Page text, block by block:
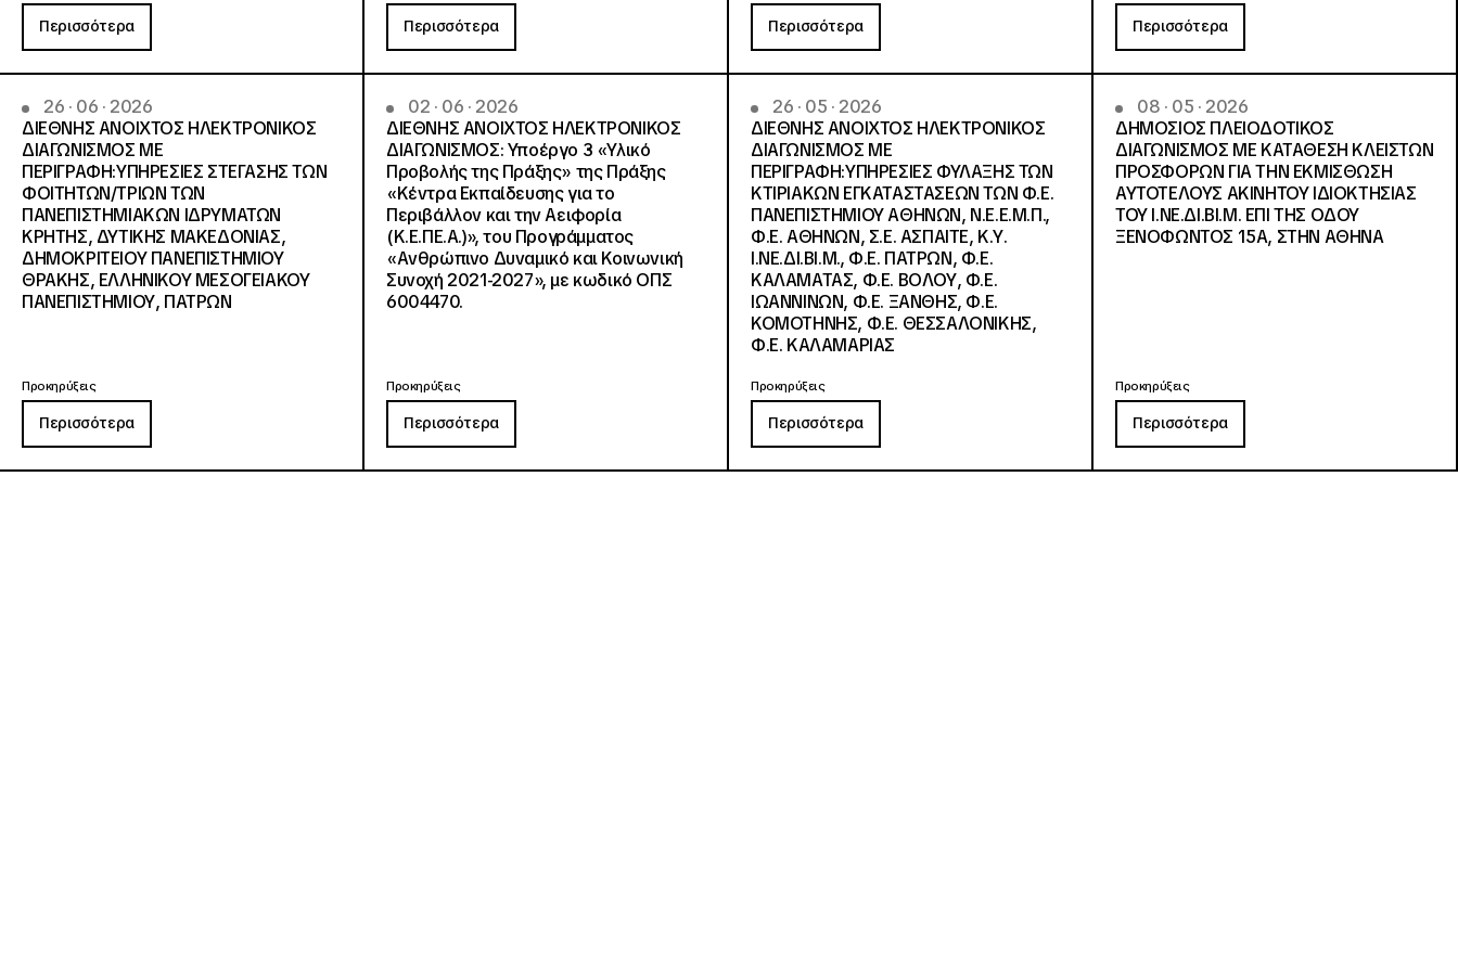
Περισσότερα Περισσότερα Περισσότερα Περισσότερα
26 · 06 · 2026
ΔΙΕΘΝΗΣ ΑΝΟΙΧΤΟΣ ΗΛΕΚΤΡΟΝΙΚΟΣ
ΔΙΑΓΩΝΙΣΜΟΣ ΜΕ
ΠΕΡΙΓΡΑΦΗ:ΥΠΗΡΕΣΙΕΣ ΣΤΕΓΑΣΗΣ ΤΩΝ
ΦΟΙΤΗΤΩΝ/ΤΡΙΩΝ ΤΩΝ
ΠΑΝΕΠΙΣΤΗΜΙΑΚΩΝ ΙΔΡΥΜΑΤΩΝ
KΡΗΤΗΣ, ΔΥΤΙΚΗΣ ΜΑΚΕΔΟΝΙΑΣ,
ΔΗΜΟΚΡΙΤΕΙΟΥ ΠΑΝΕΠΙΣΤΗΜΙΟΥ
ΘΡΑΚΗΣ, ΕΛΛΗΝΙΚΟΥ ΜΕΣΟΓΕΙΑΚΟΥ
ΠΑΝΕΠΙΣΤΗΜΙΟΥ, ΠΑΤΡΩΝ
Προκηρύξεις
Περισσότερα
02 · 06 · 2026
ΔΙΕΘΝΗΣ ΑΝΟΙΧΤΟΣ ΗΛΕΚΤΡΟΝΙΚΟΣ
ΔΙΑΓΩΝΙΣΜΟΣ: Υποέργο 3 «Υλικό
Προβολής της Πράξης» της Πράξης
«Κέντρα Εκπαίδευσης για το
Περιβάλλον και την Αειφορία
(Κ.Ε.ΠΕ.Α.)», του Προγράμματος
«Ανθρώπινο Δυναμικό και Κοινωνική
Συνοχή 2021-2027», με κωδικό ΟΠΣ
6004470.
Προκηρύξεις
Περισσότερα
26 · 05 · 2026
ΔΙΕΘΝΗΣ ΑΝΟΙΧΤΟΣ ΗΛΕΚΤΡΟΝΙΚΟΣ
ΔΙΑΓΩΝΙΣΜΟΣ ΜΕ
ΠΕΡΙΓΡΑΦΗ:ΥΠΗΡΕΣΙΕΣ ΦΥΛΑΞΗΣ ΤΩΝ
ΚΤΙΡΙΑΚΩΝ ΕΓΚΑΤΑΣΤΑΣΕΩΝ ΤΩΝ Φ.Ε.
ΠΑΝΕΠΙΣΤΗΜΙΟΥ ΑΘΗΝΩΝ, Ν.Ε.Ε.Μ.Π.,
Φ.Ε. ΑΘΗΝΩΝ, Σ.Ε. ΑΣΠΑΙΤΕ, Κ.Υ.
Ι.ΝΕ.ΔΙ.ΒΙ.Μ., Φ.Ε. ΠΑΤΡΩΝ, Φ.Ε.
ΚΑΛΑΜΑΤΑΣ, Φ.Ε. ΒΟΛΟΥ, Φ.Ε.
ΙΩΑΝΝΙΝΩΝ, Φ.Ε. ΞΑΝΘΗΣ, Φ.Ε.
ΚΟΜΟΤΗΝΗΣ, Φ.Ε. ΘΕΣΣΑΛΟΝΙΚΗΣ,
Φ.Ε. ΚΑΛΑΜΑΡΙΑΣ
Προκηρύξεις
Περισσότερα
08 · 05 · 2026
ΔΗΜΟΣΙΟΣ ΠΛΕΙΟΔΟΤΙΚΟΣ
ΔΙΑΓΩΝΙΣΜΟΣ ΜΕ ΚΑΤΑΘΕΣΗ ΚΛΕΙΣΤΩΝ
ΠΡΟΣΦΟΡΩΝ ΓΙΑ ΤΗΝ ΕΚΜΙΣΘΩΣΗ
ΑΥΤΟΤΕΛΟΥΣ ΑΚΙΝΗΤΟΥ ΙΔΙΟΚΤΗΣΙΑΣ
ΤΟΥ Ι.ΝΕ.ΔΙ.ΒΙ.Μ. ΕΠΙ ΤΗΣ ΟΔΟΥ
ΞΕΝΟΦΩΝΤΟΣ 15Α, ΣΤΗΝ ΑΘΗΝΑ
Προκηρύξεις
Περισσότερα